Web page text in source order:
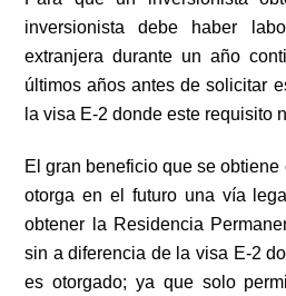
inversionista debe haber
extranjera durante un año
últimos años antes de solicitar
la visa E-2 donde este requisito
El gran beneficio que se
otorga en el futuro una vía
obtener la Residencia
sin a diferencia de la visa E-2
es otorgado; ya que solo